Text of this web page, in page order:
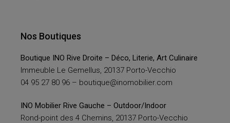
Nos Boutiques
Boutique INO Rive Droite – Déco, Literie, Art Culinaire
Immeuble Le Gemellus, 20137 Porto-Vecchio
04 95 27 80 96 – boutique@inomobilier.com
INO Mobilier Rive Gauche – Outdoor/Indoor
Rond-point des 4 Chemins, 20137 Porto-Vecchio